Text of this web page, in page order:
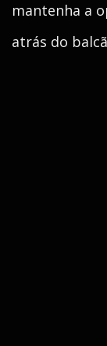
mantenha a
atrás do